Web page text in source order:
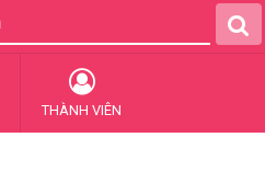
THÀNH VIÊN